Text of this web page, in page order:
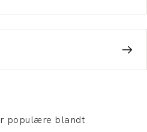
populære blandt